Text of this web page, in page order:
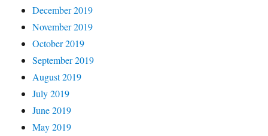
December 2019
November 2019
October 2019
September 2019
August 2019
July 2019
June 2019
May 2019